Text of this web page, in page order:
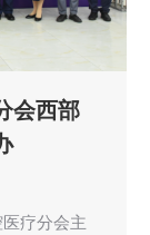
会西部
疗分会主